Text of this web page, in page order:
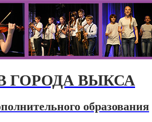
ГОРОДА ВЫКСА
образования